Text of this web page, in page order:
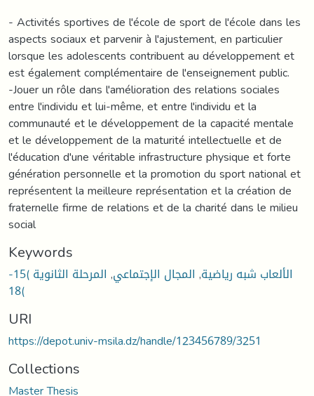
- Activités sportives de l'école de sport de l'école dans les
aspects sociaux et parvenir à l'ajustement, en particulier
lorsque les adolescents contribuent au développement et
est également complémentaire de l'enseignement public.
-Jouer un rôle dans l'amélioration des relations sociales
entre l'individu et lui-même, et entre l'individu et la
communauté et le développement de la capacité mentale
et le développement de la maturité intellectuelle et de
l'éducation d'une véritable infrastructure physique et forte
génération personnelle et la promotion du sport national et
représentent la meilleure représentation et la création de
fraternelle firme de relations et de la charité dans le milieu
social
Keywords
الألعاب شبه رياضية, المجال الإجتماعي, المرحلة الثانوية )15-
18(
URI
https://depot.univ-msila.dz/handle/123456789/3251
Collections
Master Thesis